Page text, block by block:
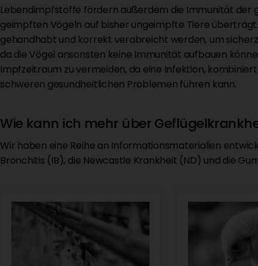
Lebendimpfstoffe fördern außerdem die Immunität der
geimpften Vögeln auf bisher ungeimpfte Tiere
gehandhabt und korrekt verabreicht werden, um
da die Vögel ansonsten keine Immunität aufbauen
Impfzeitraum zu vermeiden, da eine Infektion,
schweren gesundheitlichen Problemen führen kann.
Wie kann ich mehr über
Wir haben eine Reihe an Informationsmaterialien
Bronchitis (IB), die Newcastle Krankheit (ND) und die